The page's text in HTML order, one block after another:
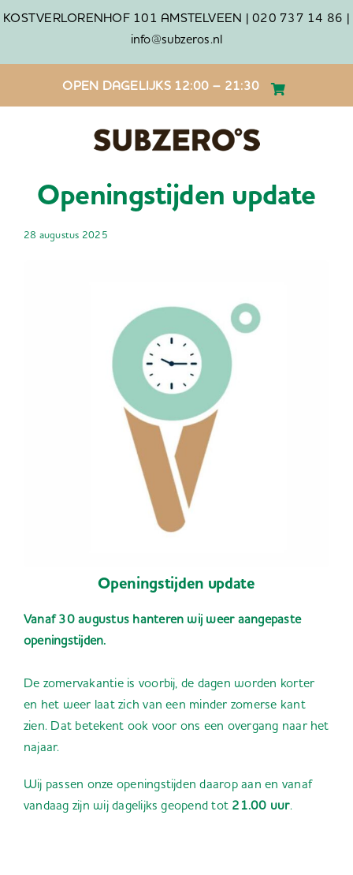
KOSTVERLORENHOF 101 AMSTELVEEN |020 737 14 86 |
info@subzeros.nl
OPEN DAGELIJKS 12:00 – 21:30
Openingstijden update
28 augustus 2025
Openingstijden update
Vanaf 30 augustus hanteren wij weer aangepaste
openingstijden.
De zomervakantie is voorbij, de dagen worden korter
en het weer laat zich van een minder zomerse kant
zien. Dat betekent ook voor ons een overgang naar het
najaar.
Wij passen onze openingstijden daarop aan en vanaf
vandaag zijn wij dagelijks geopend tot 21.00 uur.